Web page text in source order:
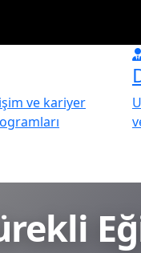
ve kariyer